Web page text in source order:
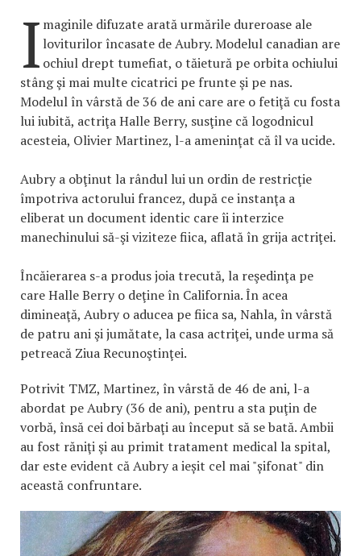
I maginile difuzate arată urmările dureroase ale
loviturilor încasate de Aubry. Modelul canadian are
ochiul drept tumefiat, o tăietură pe orbita ochiului
stâng şi mai multe cicatrici pe frunte şi pe nas.
Modelul în vârstă de 36 de ani care are o fetiţă cu fosta
lui iubită, actriţa Halle Berry, susţine că logodnicul
acesteia, Olivier Martinez, l-a ameninţat că îl va ucide.
Aubry a obţinut la rândul lui un ordin de restricţie
împotriva actorului francez, după ce instanţa a
eliberat un document identic care îi interzice
manechinului să-şi viziteze fiica, aflată în grija actriţei.
Încăierarea s-a produs joia trecută, la reşedinţa pe
care Halle Berry o deţine în California. În acea
dimineaţă, Aubry o aducea pe fiica sa, Nahla, în vârstă
de patru ani şi jumătate, la casa actriţei, unde urma să
petreacă Ziua Recunoştinţei.
Potrivit TMZ, Martinez, în vârstă de 46 de ani, l-a
abordat pe Aubry (36 de ani), pentru a sta puţin de
vorbă, însă cei doi bărbaţi au început să se bată. Ambii
au fost răniţi şi au primit tratament medical la spital,
dar este evident că Aubry a ieșit cel mai "șifonat" din
această confruntare.